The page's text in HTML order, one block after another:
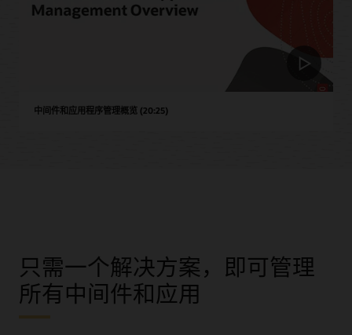
中间件和应用程序管理概览 (20:25)
只需一个解决方案，即可管理
所有中间件和应用